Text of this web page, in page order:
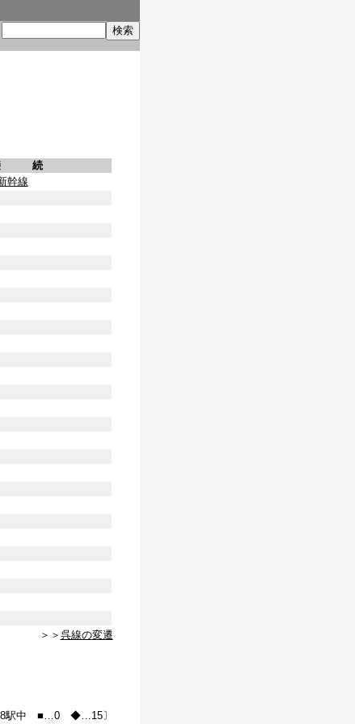
続
幹線
＞＞ 呉線の変遷
駅中 ■…0 ◆…15〕